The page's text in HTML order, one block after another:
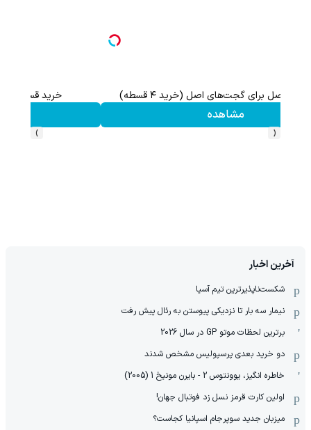
انتخاب اصل (ساعت و گجت دیجیتال)
‹
›
آخرین اخبار
شکست‌ناپذیرترین تیم آسیا
نیمار سه بار تا نزدیکی پیوستن به رئال پیش رفت
برترین لحظات موتو GP در سال 2026
دو خرید بعدی پرسپولیس مشخص شدند
خاطره انگیز، یوونتوس 2 - بایرن مونیخ 1 (2005)
اولین کارت قرمز نسل زد فوتبال جهان!
میزبان جدید سوپرجام اسپانیا کجاست؟